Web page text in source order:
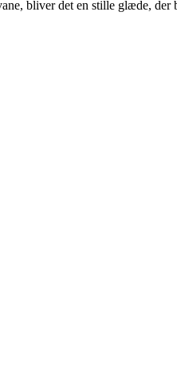
bliver det en stille glæde, der